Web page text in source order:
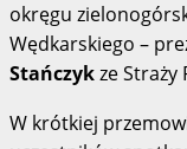
okręgu
Wędkarskiego –
Stańczykze Straży
W krótkiej